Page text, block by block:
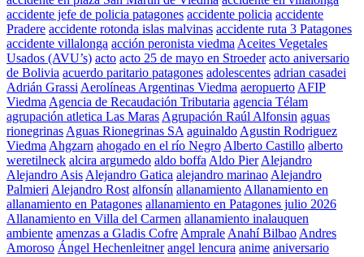
accidente jefe de policia patagones accidente policia accidente
Pradere accidente rotonda islas malvinas accidente ruta 3 Patagones
accidente villalonga acción peronista viedma Aceites Vegetales
Usados (AVU’s) acto acto 25 de mayo en Stroeder acto aniversario
de Bolivia acuerdo paritario patagones adolescentes adrian casadei
Adrián Grassi Aerolíneas Argentinas Viedma aeropuerto AFIP
Viedma Agencia de Recaudación Tributaria agencia Télam
agrupación atletica Las Maras Agrupación Raúl Alfonsin aguas
rionegrinas Aguas Rionegrinas SA aguinaldo Agustin Rodriguez
Viedma Ahgzarn ahogado en el río Negro Alberto Castillo alberto
weretilneck alcira argumedo aldo boffa Aldo Pier Alejandro
Alejandro Asis Alejandro Gatica alejandro marinao Alejandro
Palmieri Alejandro Rost alfonsín allanamiento Allanamiento en
allanamiento en Patagones allanamiento en Patagones julio 2026
Allanamiento en Villa del Carmen allanamiento inalauquen
ambiente amenzas a Gladis Cofre Amprale Anahí Bilbao Andres
Amoroso Ángel Hechenleitner angel lencura anime aniversario